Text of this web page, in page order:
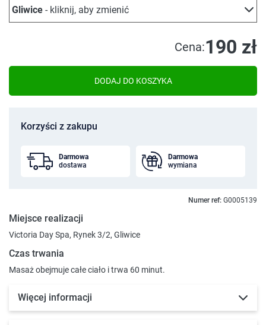
Gliwice - kliknij, aby zmienić
Cena:190 zł
DODAJ DO KOSZYKA
Korzyści z zakupu
Darmowa
dostawa
Darmowa
wymiana
Numer ref: G0005139
Miejsce realizacji
Victoria Day Spa, Rynek 3/2, Gliwice
Czas trwania
Masaż obejmuje całe ciało i trwa 60 minut.
Więcej informacji